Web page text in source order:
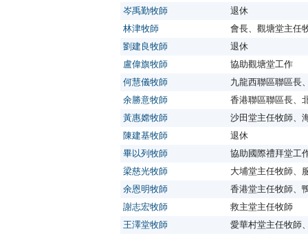
岑禹勤牧師
退休
林津牧師
會長、觀塘堂主任
劉建良牧師
退休
盧偉旗牧師
協助觀塘堂工作
何慧儀牧師
九龍西聯區聯區長
余勝意牧師
香港聯區聯區長、
黃惠嫦牧師
沙田堂主任牧師、
陳建基牧師
退休
畢以列牧師
協助國際禮拜堂工
梁慈光牧師
大埔堂主任牧師、
余恩明牧師
香港堂主任牧師、
謝志宏牧師
救主堂主任牧師
王澤堂牧師
愛華村堂主任牧師